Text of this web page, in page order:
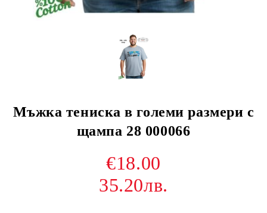
Мъжка тениска в големи размери с
щампа 28 000066
€18.00
35.20лв.